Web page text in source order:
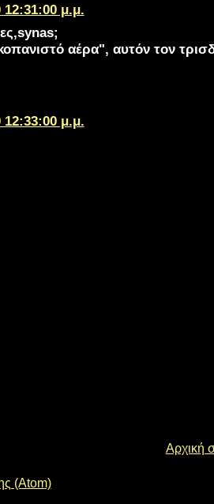
12:31:00 μ.μ.
αέρα", αυτόν τον
12:33:00 μ.μ.
Αρχική
(Atom)